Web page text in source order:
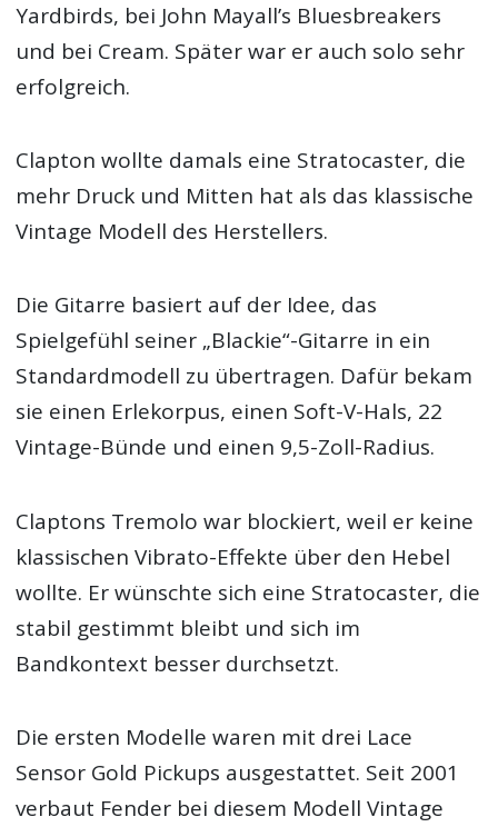
Yardbirds, bei John Mayall’s Bluesbreakers
und bei Cream. Später war er auch solo sehr
erfolgreich.
Clapton wollte damals eine Stratocaster, die
mehr Druck und Mitten hat als das klassische
Vintage Modell des Herstellers.
Die Gitarre basiert auf der Idee, das
Spielgefühl seiner „Blackie“-Gitarre in ein
Standardmodell zu übertragen. Dafür bekam
sie einen Erlekorpus, einen Soft-V-Hals, 22
Vintage-Bünde und einen 9,5-Zoll-Radius.
Claptons Tremolo war blockiert, weil er keine
klassischen Vibrato-Effekte über den Hebel
wollte. Er wünschte sich eine Stratocaster, die
stabil gestimmt bleibt und sich im
Bandkontext besser durchsetzt.
Die ersten Modelle waren mit drei Lace
Sensor Gold Pickups ausgestattet. Seit 2001
verbaut Fender bei diesem Modell Vintage